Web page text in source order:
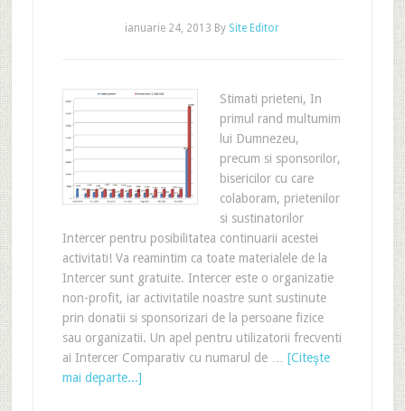
ianuarie 24, 2013 By Site Editor
Stimati prieteni, In
primul rand multumim
lui Dumnezeu,
precum si sponsorilor,
bisericilor cu care
colaboram, prietenilor
si sustinatorilor
Intercer pentru posibilitatea continuarii acestei
activitati! Va reamintim ca toate materialele de la
Intercer sunt gratuite. Intercer este o organizatie
non-profit, iar activitatile noastre sunt sustinute
prin donatii si sponsorizari de la persoane fizice
sau organizatii. Un apel pentru utilizatorii frecventi
ai Intercer Comparativ cu numarul de … [Citeşte
mai departe...]